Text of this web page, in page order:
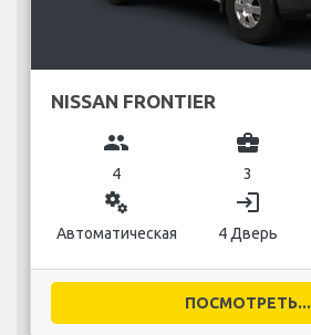
NISSAN FRONTIER
group
4
business_center
3
miscellaneous_services
Автоматическая
login
4 Дверь
ПОСМОТРЕТЬ...